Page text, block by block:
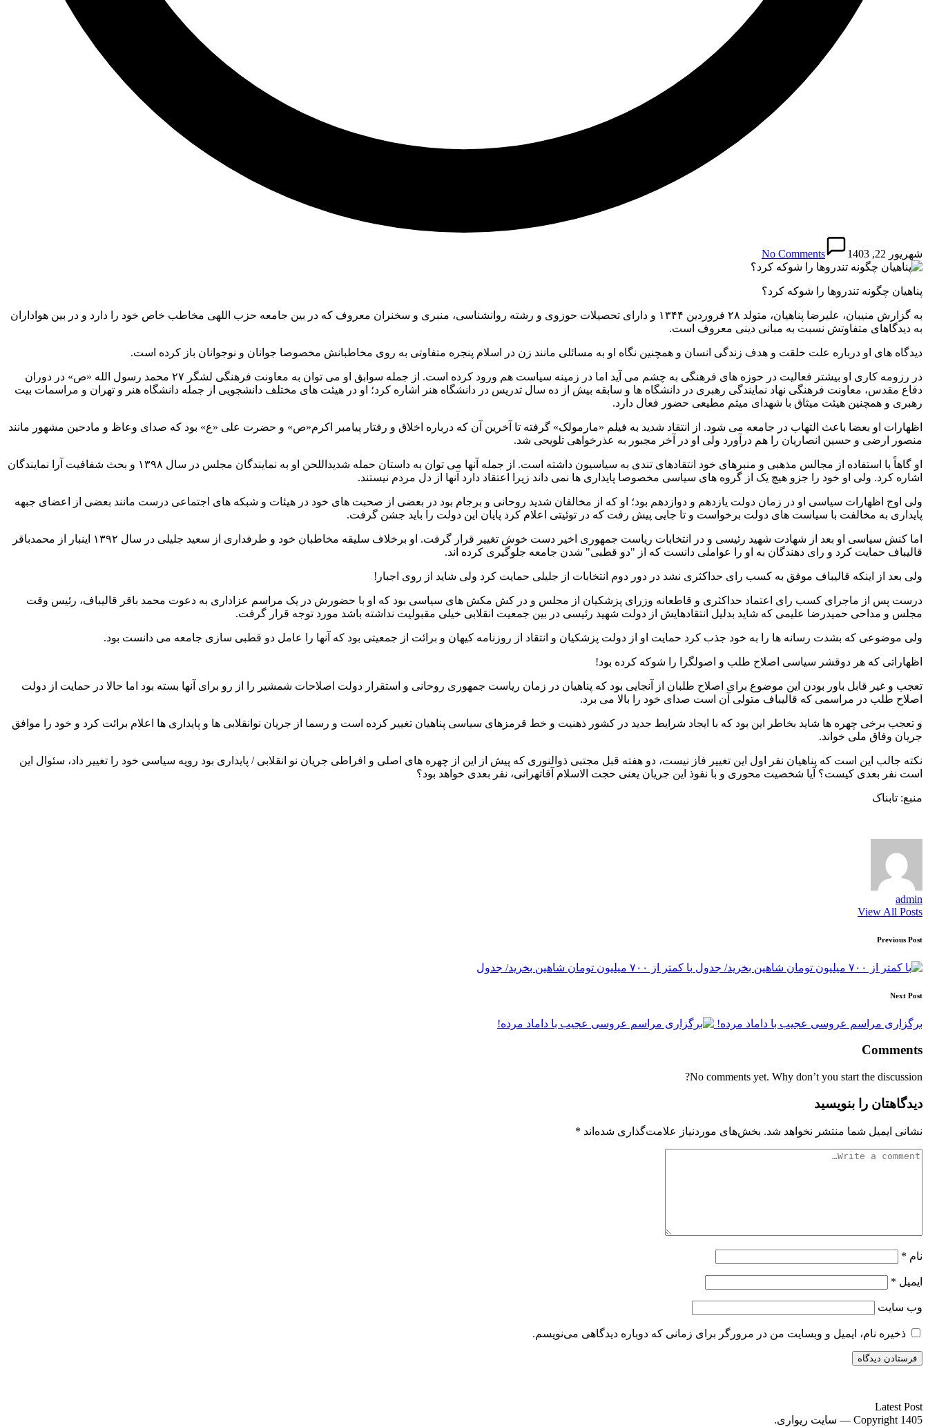
شهریور 22, 1403 No Comments
پناهیان چگونه تندروها را شوکه کرد؟
به گزارش منیبان، علیرضا پناهیان، متولد ۲۸ فروردین ۱۳۴۴ و دارای تحصیلات حوزوی و رشته روانشناسی، منبری و سخنران معروف که در بین جامعه حزب اللهی مخاطب خاص خود را دارد و در بین هواداران
به دیدگاهای متفاوتش نسبت به مبانی دینی معروف است.
دیدگاه های او درباره علت خلقت و هدف زندگی انسان و همچنین نگاه او به مسائلی مانند زن در اسلام پنجره متفاوتی به روی مخاطبانش مخصوصا جوانان و نوجوانان باز کرده است.
در رزومه کاری او بیشتر فعالیت در حوزه های فرهنگی به چشم می آید اما در زمینه سیاست هم ورود کرده است. از جمله سوابق او می توان به معاونت فرهنگی لشگر ۲۷ محمد رسول الله «ص» در دوران
دفاع مقدس، معاونت فرهنگی نهاد نمایندگی رهبری در دانشگاه ها و سابقه بیش از ده سال تدریس در دانشگاه هنر اشاره کرد؛ او در هیئت های مختلف دانشجویی از جمله دانشگاه هنر و تهران و مراسمات بیت
رهبری و همچنین هیئت میثاق با شهدای میثم مطیعی حضور فعال دارد.
اظهارات او بعضا باعث التهاب در جامعه می شود. از انتقاد شدید به فیلم «مارمولک» گرفته تا آخرین آن که درباره اخلاق و رفتار پیامبر اکرم«ص» و حضرت علی «ع» بود که صدای وعاظ و مادحین مشهور مانند
منصور ارضی و حسین انصاریان را هم درآورد ولی او در آخر مجبور به عذرخواهی تلویحی شد.
او گاهاً با استفاده از مجالس مذهبی و منبرهای خود انتقادهای تندی به سیاسیون داشته است. از جمله آنها می توان به داستان حمله شدیداللحن او به نمایندگان مجلس در سال ۱۳۹۸ و بحث شفافیت آرا نمایندگان
اشاره کرد. ولی او خود را جزو هیچ یک از گروه های سیاسی مخصوصا پایداری ها نمی داند زیرا اعتقاد دارد آنها از دل مردم نیستند.
ولی اوج اظهارات سیاسی او در زمان دولت یازدهم و دوازدهم بود؛ او که از مخالفان شدید روحانی و برجام بود در بعضی از صحبت های خود در هیئات و شبکه های اجتماعی درست مانند بعضی از اعضای جبهه
پایداری به مخالفت با سیاست های دولت برخواست و تا جایی پیش رفت که در توئیتی اعلام کرد پایان این دولت را باید جشن گرفت.
اما کنش سیاسی او بعد از شهادت شهید رئیسی و در انتخابات ریاست جمهوری اخیر دست خوش تغییر قرار گرفت. او برخلاف سلیقه مخاطبان خود و طرفداری از سعید جلیلی در سال ۱۳۹۲ اینبار از محمدباقر
قالیباف حمایت کرد و رای دهندگان به او را عواملی دانست که از "دو قطبی" شدن جامعه جلوگیری کرده اند.
ولی بعد از اینکه قالیباف موفق به کسب رای حداکثری نشد در دور دوم انتخابات از جلیلی حمایت کرد ولی شاید از روی اجبار!
درست پس از ماجرای کسب رای اعتماد حداکثری و قاطعانه وزرای پزشکیان از مجلس و در کش مکش های سیاسی بود که او با حضورش در یک مراسم عزاداری به دعوت محمد باقر قالیباف، رئیس وقت
مجلس و مداحی حمیدرضا علیمی که شاید بدلیل انتقادهایش از دولت شهید رئیسی در بین جمعیت انقلابی خیلی مقبولیت نداشته باشد مورد توجه قرار گرفت.
ولی موضوعی که بشدت رسانه ها را به خود جذب کرد حمایت او از دولت پزشکیان و انتقاد از روزنامه کیهان و برائت از جمعیتی بود که آنها را عامل دو قطبی سازی جامعه می دانست بود.
اظهاراتی که هر دوقشر سیاسی اصلاح طلب و اصولگرا را شوکه کرده بود!
تعجب و غیر قابل باور بودن این موضوع برای اصلاح طلبان از آنجایی بود که پناهیان در زمان ریاست جمهوری روحانی و استقرار دولت اصلاحات شمشیر را از رو برای آنها بسته بود اما حالا در حمایت از دولت
اصلاح طلب در مراسمی که قالیباف متولی آن است صدای خود را بالا می برد.
و تعجب برخی چهره ها شاید بخاطر این بود که با ایجاد شرایط جدید در کشور ذهنیت و خط قرمزهای سیاسی پناهیان تغییر کرده است و رسما از جریان نوانقلابی ها و پایداری ها اعلام برائت کرد و خود را موافق
جریان وفاق ملی خواند.
نکته جالب این است که پناهیان نفر اول این تغییر فاز نیست، دو هفته قبل مجتبی ذوالنوری که پیش از این از چهره های اصلی و افراطی جریان نو انقلابی / پایداری بود رویه سیاسی خود را تغییر داد، سئوال این
است نفر بعدی کیست؟ آیا شخصیت محوری و با نفوذ این جریان یعنی حجت الاسلام آقاتهرانی، نفر بعدی خواهد بود؟
منبع: تابناک
admin
View All Posts
Post
navigation
Previous Post
با کمتر از ۷۰۰ میلیون تومان شاهین بخرید/ جدول
Next Post
برگزاری مراسم عروسی عجیب با داماد مرده!
Comments
No comments yet. Why don’t you start the discussion?
دیدگاهتان را بنویسید
نشانی ایمیل شما منتشر نخواهد شد. بخش‌های موردنیاز علامت‌گذاری شده‌اند *
نام *
ایمیل *
وب‌ سایت
ذخیره نام، ایمیل و وبسایت من در مرورگر برای زمانی که دوباره دیدگاهی می‌نویسم.
Latest Post
Copyright 1405 — سایت ریواری.